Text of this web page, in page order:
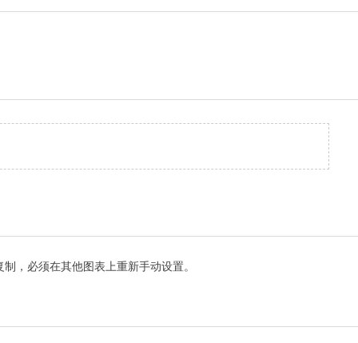
，必须在其他图表上重新手动设置。